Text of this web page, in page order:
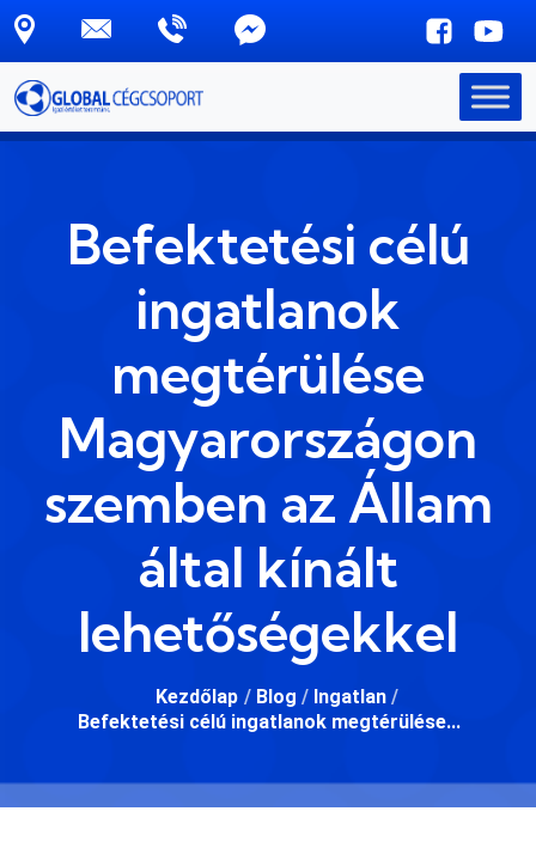
Skip to main content
Befektetési célú
ingatlanok
megtérülése
Magyarországon
szemben az Állam
által kínált
lehetőségekkel
Kezdőlap / Blog / Ingatlan /
Befektetési célú ingatlanok megtérülése...